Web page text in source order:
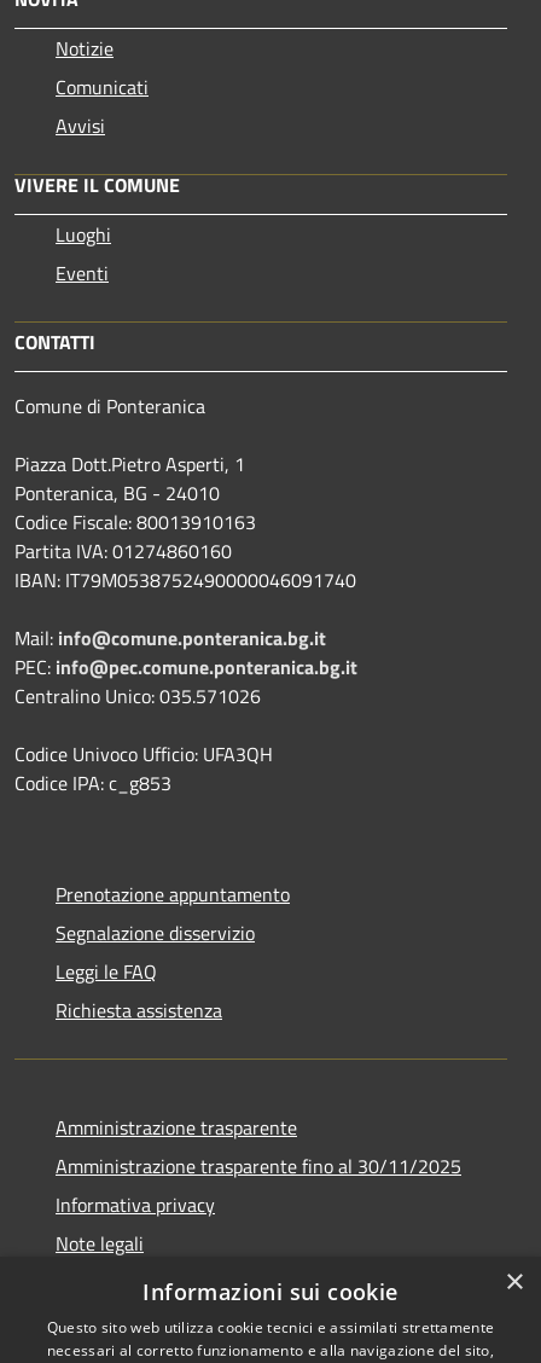
Notizie
Comunicati
Avvisi
VIVERE IL COMUNE
Luoghi
Eventi
CONTATTI
Comune di Ponteranica
Piazza Dott.Pietro Asperti, 1
Ponteranica, BG - 24010
Codice Fiscale: 80013910163
Partita IVA: 01274860160
IBAN: IT79M0538752490000046091740
Mail: info@comune.ponteranica.bg.it
PEC: info@pec.comune.ponteranica.bg.it
Centralino Unico: 035.571026
Codice Univoco Ufficio: UFA3QH
Codice IPA: c_g853
Prenotazione appuntamento
Segnalazione disservizio
Leggi le FAQ
Richiesta assistenza
Amministrazione trasparente
Amministrazione trasparente fino al 30/11/2025
Informativa privacy
Note legali
Dichiarazione di accessibilità
×
Informazioni sui cookie
Questo sito web utilizza cookie tecnici e assimilati strettamente
necessari al corretto funzionamento e alla navigazione del sito,